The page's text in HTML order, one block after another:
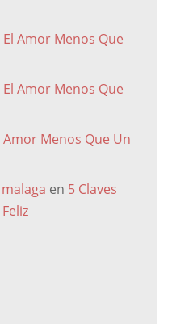
Amor Menos Que
Amor Menos Que
Amor Menos Que Un
en 5 Claves